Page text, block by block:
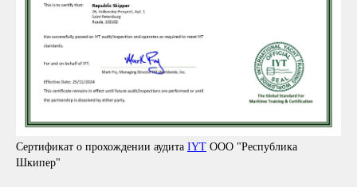
Сертификат о прохождении аудита IYT ООО "Республика
Шкипер"